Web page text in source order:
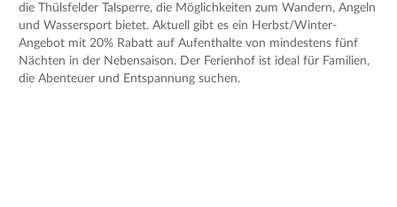
die Thülsfelder Talsperre, die Möglichkeiten zum Wandern, Angeln
und Wassersport bietet. Aktuell gibt es ein Herbst/Winter-
Angebot mit 20% Rabatt auf Aufenthalte von mindestens fünf
Nächten in der Nebensaison. Der Ferienhof ist ideal für Familien,
die Abenteuer und Entspannung suchen.